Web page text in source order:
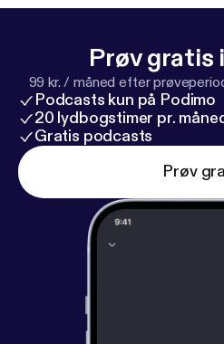
Prøv gratis
99 kr. / måned efter
Podcasts kun på Podimo
20 lydbogstimer pr.
Gratis podcasts
Prøv